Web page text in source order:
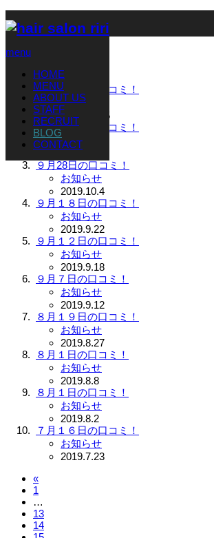
menu
HOME
MENU
ABOUT US
STAFF
RECRUIT
BLOG
CONTACT
ブログ
ブログ
１０月２日の口コミ！
お知らせ
2019.10.15
９月３０日の口コミ！
お知らせ
2019.10.8
９月28日の口コミ！
お知らせ
2019.10.4
９月１８日の口コミ！
お知らせ
2019.9.22
９月１２日の口コミ！
お知らせ
2019.9.18
９月７日の口コミ！
お知らせ
2019.9.12
８月１９日の口コミ！
お知らせ
2019.8.27
８月１日の口コミ！
お知らせ
2019.8.8
８月１日の口コミ！
お知らせ
2019.8.2
７月１６日の口コミ！
お知らせ
2019.7.23
«
1
…
13
14